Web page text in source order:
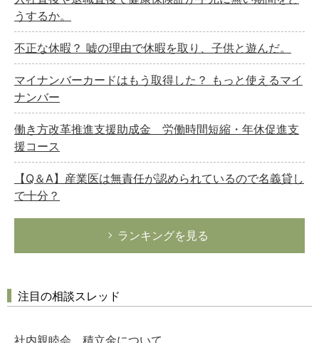
うするか。
不正な休暇？ 嘘の理由で休暇を取り、子供と遊んだ。
マイナンバーカードはもう取得した？ もっと使えるマイ
ナンバー
働き方改革推進支援助成金 労働時間短縮・年休促進支
援コース
【Q＆A】産業医は無責任が認められているので名義貸し
で十分？
ランキングを見る
注目の相談スレッド
社内親睦会 積立金について